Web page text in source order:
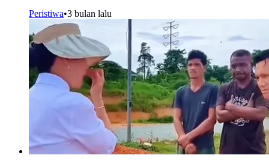
Peristiwa•3 bulan lalu